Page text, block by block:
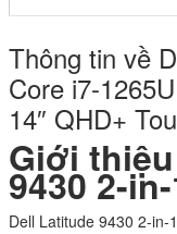
Thông tin về
Core i7-
14″ QHD+
Giới
9430 2-
Dell Latitude 9430 2-